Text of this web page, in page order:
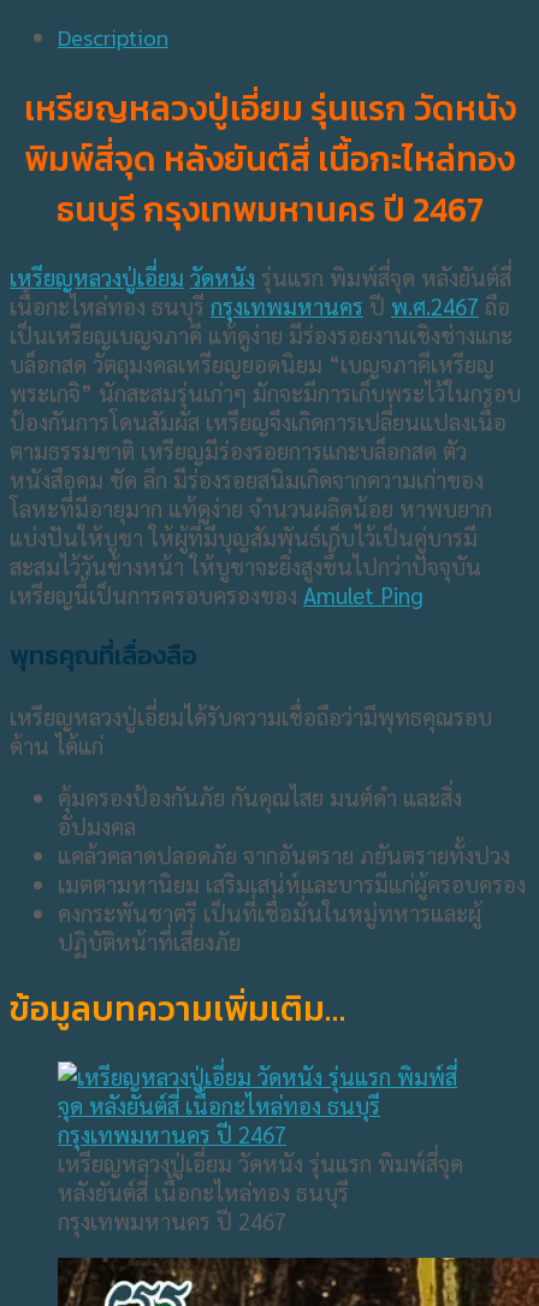
Description
เหรียญหลวงปู่เอี่ยม รุ่นแรก วัดหนัง
พิมพ์สี่จุด หลังยันต์สี่ เนื้อกะไหล่ทอง
ธนบุรี กรุงเทพมหานคร ปี 2467
เหรียญหลวงปู่เอี่ยม วัดหนัง รุ่นแรก พิมพ์สี่จุด หลังยันต์สี่
เนื้อกะไหล่ทอง ธนบุรี กรุงเทพมหานคร ปี พ.ศ.2467 ถือ
เป็นเหรียญเบญจภาคี แท้ดูง่าย มีร่องรอยงานเชิงช่างแกะ
บล็อกสด วัตถุมงคลเหรียญยอดนิยม “เบญจภาคีเหรียญ
พระเกจิ” นักสะสมรุ่นเก่าๆ มักจะมีการเก็บพระไว้ในกรอบ
ป้องกันการโดนสัมผัส เหรียญจึงเกิดการเปลี่ยนแปลงเนื้อ
ตามธรรมชาติ เหรียญมีร่องรอยการแกะบล็อกสด ตัว
หนังสือคม ชัด ลึก มีร่องรอยสนิมเกิดจากความเก่าของ
โลหะที่มีอายุมาก แท้ดูง่าย จำนวนผลิดน้อย หาพบยาก
แบ่งปันให้บูชา ให้ผู้ที่มีบุญสัมพันธ์เก็บไว้เป็นคู่บารมี
สะสมไว้วันข้างหน้า ให้บูชาจะยิ่งสูงขึ้นไปกว่าปัจจุบัน
เหรียญนี้เป็นการครอบครองของ Amulet Ping
พุทธคุณที่เลื่องลือ
เหรียญหลวงปู่เอี่ยมได้รับความเชื่อถือว่ามีพุทธคุณรอบ
ด้าน ได้แก่
คุ้มครองป้องกันภัย กันคุณไสย มนต์ดำ และสิ่ง
อัปมงคล
แคล้วคลาดปลอดภัย จากอันตราย ภยันตรายทั้งปวง
เมตตามหานิยม เสริมเสน่ห์และบารมีแก่ผู้ครอบครอง
คงกระพันชาตรี เป็นที่เชื่อมั่นในหมู่ทหารและผู้
ปฏิบัติหน้าที่เสี่ยงภัย
ข้อมูลบทความเพิ่มเติม…
เหรียญหลวงปู่เอี่ยม วัดหนัง รุ่นแรก พิมพ์สี่จุด
หลังยันต์สี่ เนื้อกะไหล่ทอง ธนบุรี
กรุงเทพมหานคร ปี 2467